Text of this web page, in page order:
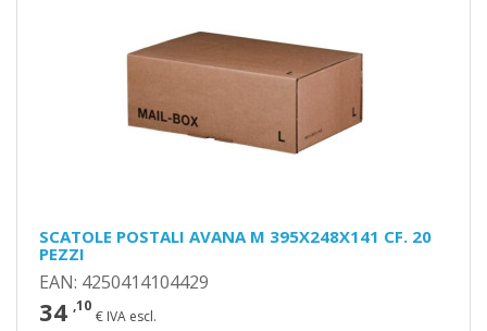
SCATOLE POSTALI AVANA M 395X248X141 CF. 20
PEZZI
EAN: 4250414104429
34 ,10
€ IVA escl.